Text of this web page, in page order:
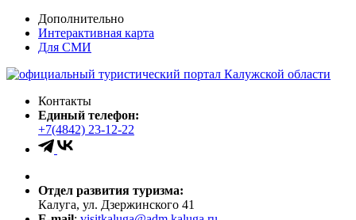
Дополнительно
Интерактивная карта
Для СМИ
Контакты
Единый телефон:
+7(4842) 23-12-22
Отдел развития туризма:
Калуга, ул. Дзержинского 41